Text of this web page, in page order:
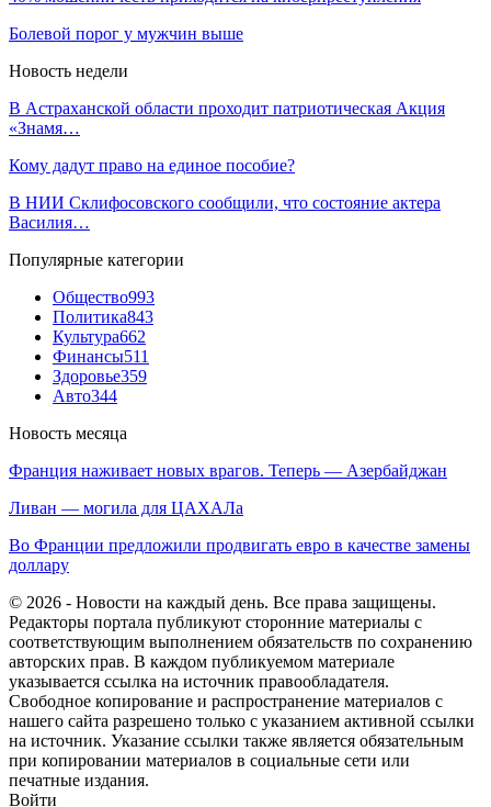
Болевой порог у мужчин выше
Новость недели
В Астраханской области проходит патриотическая Акция
«Знамя…
Кому дадут право на единое пособие?
В НИИ Склифосовского сообщили, что состояние актера
Василия…
Популярные категории
Общество993
Политика843
Культура662
Финансы511
Здоровье359
Авто344
Новость месяца
Франция наживает новых врагов. Теперь — Азербайджан
Ливан — могила для ЦАХАЛа
Во Франции предложили продвигать евро в качестве замены
доллару
© 2026 - Новости на каждый день. Все права защищены.
Редакторы портала публикуют сторонние материалы с
соответствующим выполнением обязательств по сохранению
авторских прав. В каждом публикуемом материале
указывается ссылка на источник правообладателя.
Свободное копирование и распространение материалов с
нашего сайта разрешено только с указанием активной ссылки
на источник. Указание ссылки также является обязательным
при копировании материалов в социальные сети или
печатные издания.
Войти